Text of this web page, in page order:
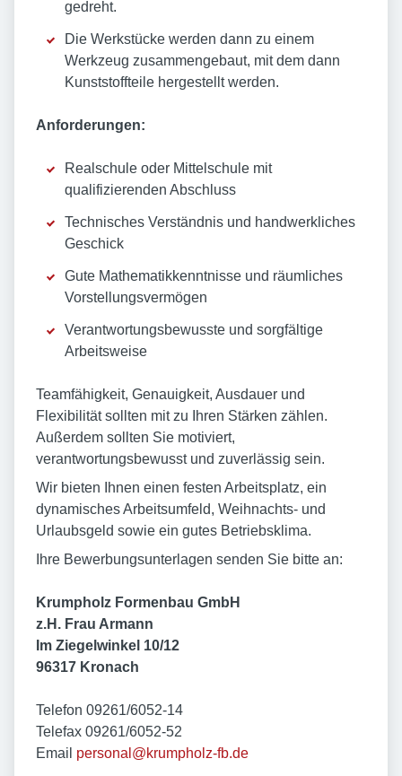
gedreht.
Die Werkstücke werden dann zu einem
Werkzeug zusammengebaut, mit dem dann
Kunststoffteile hergestellt werden.
Anforderungen:
Realschule oder Mittelschule mit
qualifizierenden Abschluss
Technisches Verständnis und handwerkliches
Geschick
Gute Mathematikkenntnisse und räumliches
Vorstellungsvermögen
Verantwortungsbewusste und sorgfältige
Arbeitsweise
Teamfähigkeit, Genauigkeit, Ausdauer und
Flexibilität sollten mit zu Ihren Stärken zählen.
Außerdem sollten Sie motiviert,
verantwortungsbewusst und zuverlässig sein.
Wir bieten Ihnen einen festen Arbeitsplatz, ein
dynamisches Arbeitsumfeld, Weihnachts- und
Urlaubsgeld sowie ein gutes Betriebsklima.
Ihre Bewerbungsunterlagen senden Sie bitte an:
Krumpholz Formenbau GmbH
z.H. Frau Armann
Im Ziegelwinkel 10/12
96317 Kronach
Telefon 09261/6052-14
Telefax 09261/6052-52
Email personal@krumpholz-fb.de